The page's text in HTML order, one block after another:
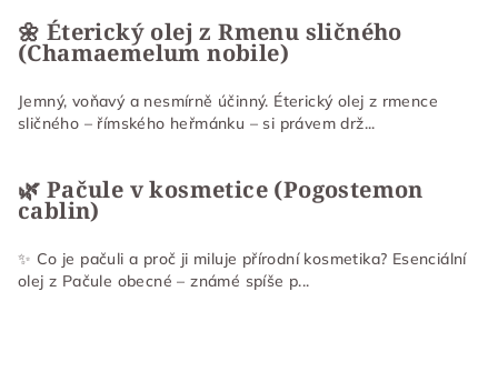
🌼 Éterický olej z Rmenu sličného
(Chamaemelum nobile)
Jemný, voňavý a nesmírně účinný. Éterický olej z rmence
sličného – římského heřmánku – si právem drž...
🌿 Pačule v kosmetice (Pogostemon
cablin)
✨ Co je pačuli a proč ji miluje přírodní kosmetika? Esenciální
olej z Pačule obecné – známé spíše p...